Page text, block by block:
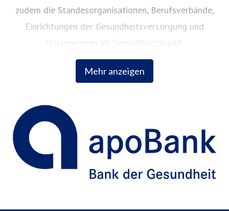
Mehr anzeigen
zudem die Standesorganisationen, Berufsverbände,
Einrichtungen der Gesundheitsversorgung und
Unternehmen im Gesundheitsmarkt.